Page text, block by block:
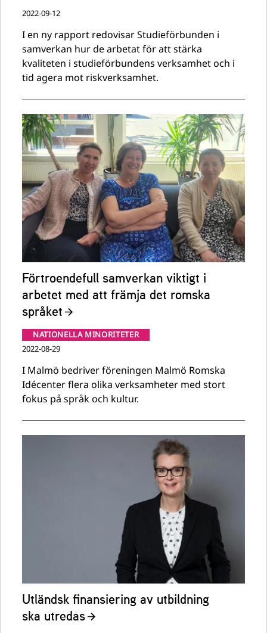
2022-09-12
I en ny rapport redovisar Studieförbunden i
samverkan hur de arbetat för att stärka
kvaliteten i studieförbundens verksamhet och i
tid agera mot riskverksamhet.
Förtroendefull samverkan viktigt i
arbetet med att främja det romska
språket
NATIONELLA MINORITETER
2022-08-29
I Malmö bedriver föreningen Malmö Romska
Idécenter flera olika verksamheter med stort
fokus på språk och kultur.
Utländsk finansiering av utbildning
ska utredas